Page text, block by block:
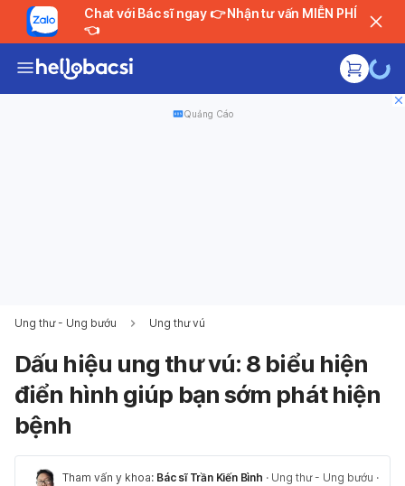
Chat với Bác sĩ ngay 👉 Nhận tư vấn MIỄN PHÍ
👈
Quảng Cáo
Ung thư - Ung bướu Ung thư vú
Dấu hiệu ung thư vú: 8 biểu hiện
điển hình giúp bạn sớm phát hiện
bệnh
Tham vấn y khoa: Bác sĩ Trần Kiến Bình · Ung thư - Ung bướu ·